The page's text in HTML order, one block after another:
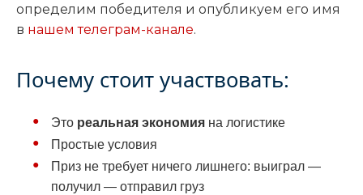
определим победителя и опубликуем его имя
в нашем телеграм-канале.
Почему стоит участвовать:
Это реальная экономияна логистике
Простые условия
Приз не требует ничего лишнего: выиграл —
получил — отправил груз